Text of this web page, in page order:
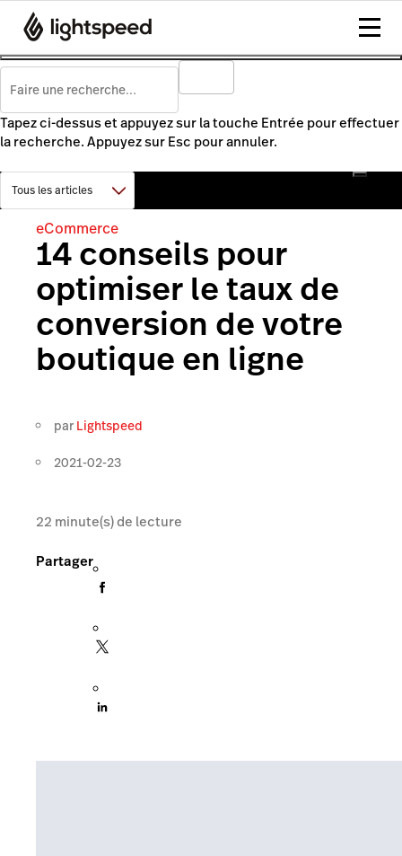
Tapez ci-dessus et appuyez sur la touche Entrée pour effectuer
la recherche. Appuyez sur Esc pour annuler.
eCommerce
14 conseils pour
optimiser le taux de
conversion de votre
boutique en ligne
par Lightspeed
2021-02-23
22 minute(s) de lecture
Partager